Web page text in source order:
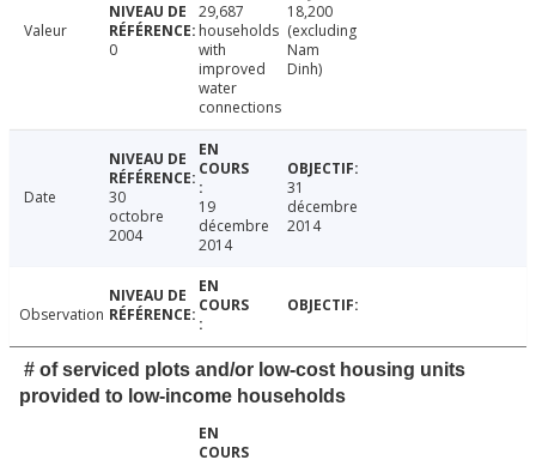
Valeur
0
29,687
households
with
improved
water
connections
18,200
(excluding
Nam
Dinh)
Date
30
octobre
2004
19
décembre
2014
31
décembre
2014
Observation
# of serviced plots and/or low-cost housing units
provided to low-income households